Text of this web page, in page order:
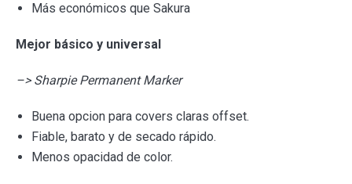
Más económicos que Sakura
Mejor básico y universal
–> Sharpie Permanent Marker
Buena opcion para covers claras offset.
Fiable, barato y de secado rápido.
Menos opacidad de color.